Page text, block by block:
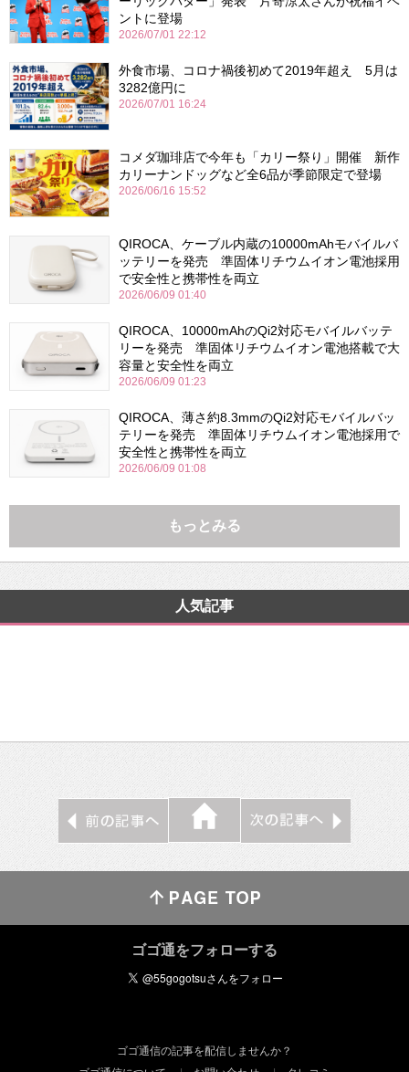
ントに登場
2026/07/01 22:12
外食市場、コロナ禍後初めて2019年超え 5月は
3282億円に
2026/07/01 16:24
コメダ珈琲店で今年も「カリー祭り」開催 新作
カリーナンドッグなど全6品が季節限定で登場
2026/06/16 15:52
QIROCA、ケーブル内蔵の10000mAhモバイルバ
ッテリーを発売 準固体リチウムイオン電池採用
で安全性と携帯性を両立
2026/06/09 01:40
QIROCA、10000mAhのQi2対応モバイルバッテ
リーを発売 準固体リチウムイオン電池搭載で大
容量と安全性を両立
2026/06/09 01:23
QIROCA、薄さ約8.3mmのQi2対応モバイルバッ
テリーを発売 準固体リチウムイオン電池採用で
安全性と携帯性を両立
2026/06/09 01:08
もっとみる
人気記事
ゴゴ通をフォローする
ゴゴ通信の記事を配信しませんか？